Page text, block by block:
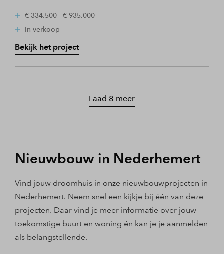
€ 334.500 - € 935.000
In verkoop
Bekijk het project
Laad 8 meer
Nieuwbouw in Nederhemert
Vind jouw droomhuis in onze nieuwbouwprojecten in
Nederhemert. Neem snel een kijkje bij één van deze
projecten. Daar vind je meer informatie over jouw
toekomstige buurt en woning én kan je je aanmelden
als belangstellende.